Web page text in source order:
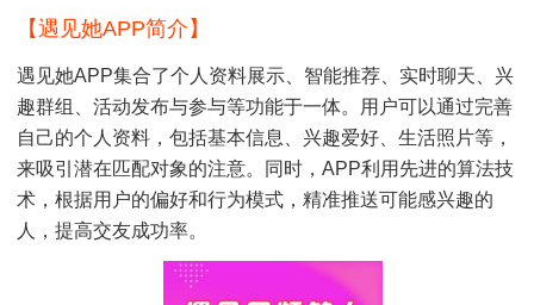
【遇见她APP简介】
遇见她APP集合了个人资料展示、智能推荐、实时聊天、兴
趣群组、活动发布与参与等功能于一体。用户可以通过完善
自己的个人资料，包括基本信息、兴趣爱好、生活照片等，
来吸引潜在匹配对象的注意。同时，APP利用先进的算法技
术，根据用户的偏好和行为模式，精准推送可能感兴趣的
人，提高交友成功率。